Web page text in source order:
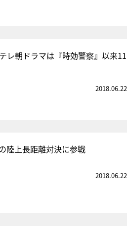
レ朝ドラマは『時効警察』以来11
2018.06.22
陸上長距離対決に参戦
2018.06.22